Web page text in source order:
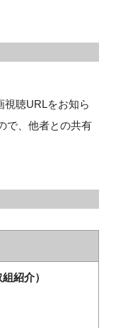
視聴URLをお知ら
で、他者との共有
紹介）